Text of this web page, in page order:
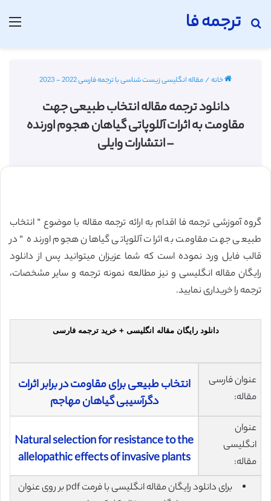
ترجمه فا
جستجو برای
خانه/مقاله انگلیسی زیست شناسی با ترجمه فارسی 2022 - 2023
دانلود ترجمه مقاله انتخاب طبیعی جهت
مقاومت به اثرات آللوپاتی گیاهان هجوم اورنده
– انتشارات وایلی
گروه آموزشی ترجمه فا اقدام به ارائه ترجمه مقاله با موضوع ” انتخاب
طبیعی جهت مقاومت به اثرات آللوپاتی گیاهان هجوم اورنده ” در
قالب فایل ورد نموده است که شما عزیزان میتوانید پس از دانلود
رایگان مقاله انگلیسی و نیز مطالعه نمونه ترجمه و سایر مشخصات،
ترجمه را خریداری نمایید.
دانلود رایگان مقاله انگلیسی + خرید ترجمه فارسی
عنوان فارسی
مقاله:
انتخاب طبیعی برای مقاومت در برابر اثرات
دگرآسیبی گیاهان مهاجم
عنوان
انگلیسی
مقاله:
Natural selection for resistance to the
allelopathic effects of invasive plants
برای دانلود رایگان مقاله انگلیسی با فرمت pdf بر روی عنوان